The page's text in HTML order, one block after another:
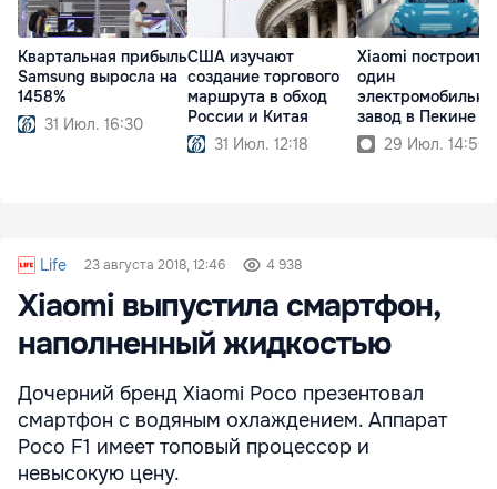
Квартальная прибыль
Samsung выросла на
1458%
31 Июл. 16:30
США изучают
создание торгового
маршрута в обход
России и Китая
31 Июл. 12:18
Xiaomi построит
один
завод в Пекине
29 Июл. 14:50
Life 23 августа 2018, 12:46 4 938
Xiaomi выпустила смартфон,
наполненный жидкостью
Дочерний бренд Xiaomi Poco презентовал
смартфон с водяным охлаждением. Аппарат
Poco F1 имеет топовый процессор и
невысокую цену.